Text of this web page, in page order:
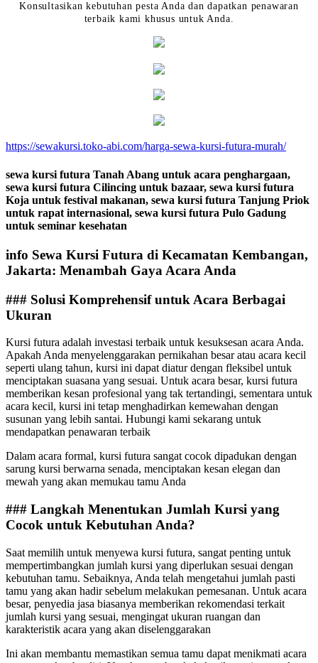
Konsultasikan kebutuhan pesta Anda dan dapatkan penawaran
terbaik kami khusus untuk Anda.
https://sewakursi.toko-abi.com/harga-sewa-kursi-futura-murah/
sewa kursi futura Tanah Abang untuk acara penghargaan,
sewa kursi futura Cilincing untuk bazaar, sewa kursi futura
Koja untuk festival makanan, sewa kursi futura Tanjung Priok
untuk rapat internasional, sewa kursi futura Pulo Gadung
untuk seminar kesehatan
info Sewa Kursi Futura di Kecamatan Kembangan,
Jakarta: Menambah Gaya Acara Anda
### Solusi Komprehensif untuk Acara Berbagai
Ukuran
Kursi futura adalah investasi terbaik untuk kesuksesan acara Anda.
Apakah Anda menyelenggarakan pernikahan besar atau acara kecil
seperti ulang tahun, kursi ini dapat diatur dengan fleksibel untuk
menciptakan suasana yang sesuai. Untuk acara besar, kursi futura
memberikan kesan profesional yang tak tertandingi, sementara untuk
acara kecil, kursi ini tetap menghadirkan kemewahan dengan
susunan yang lebih santai. Hubungi kami sekarang untuk
mendapatkan penawaran terbaik
Dalam acara formal, kursi futura sangat cocok dipadukan dengan
sarung kursi berwarna senada, menciptakan kesan elegan dan
mewah yang akan memukau tamu Anda
### Langkah Menentukan Jumlah Kursi yang
Cocok untuk Kebutuhan Anda?
Saat memilih untuk menyewa kursi futura, sangat penting untuk
mempertimbangkan jumlah kursi yang diperlukan sesuai dengan
kebutuhan tamu. Sebaiknya, Anda telah mengetahui jumlah pasti
tamu yang akan hadir sebelum melakukan pemesanan. Untuk acara
besar, penyedia jasa biasanya memberikan rekomendasi terkait
jumlah kursi yang sesuai, mengingat ukuran ruangan dan
karakteristik acara yang akan diselenggarakan
Ini akan membantu memastikan semua tamu dapat menikmati acara